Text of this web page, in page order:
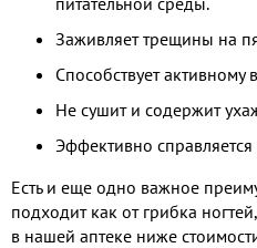
Заживляет трещины на
Способствует
Не сушит и содержит
Эффективно
Есть и еще одно важное
подходит как от грибка
в нашей аптеке ниже